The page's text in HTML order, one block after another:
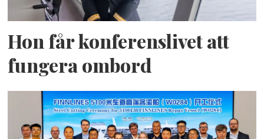
Hon får konferenslivet att
fungera ombord